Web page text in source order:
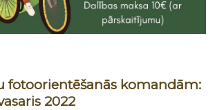
fotoorientēšanās komandām:
2022